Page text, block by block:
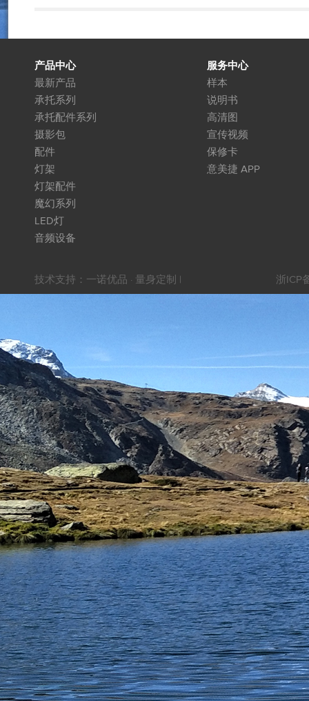
产品中心
最新产品
承托系列
承托配件系列
摄影包
配件
灯架
灯架配件
魔幻系列
LED灯
音频设备
服务中心
样本
说明书
高清图
宣传视频
保修卡
意美捷 APP
技术支持： 一诺优品 · 量身定制 | 浙ICP